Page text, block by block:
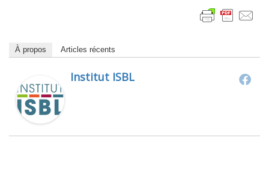
À propos Articles récents
Institut ISBL